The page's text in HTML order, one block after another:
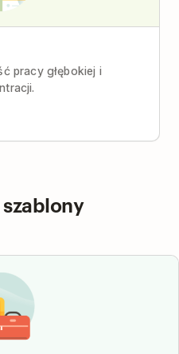
pracy głębokiej i